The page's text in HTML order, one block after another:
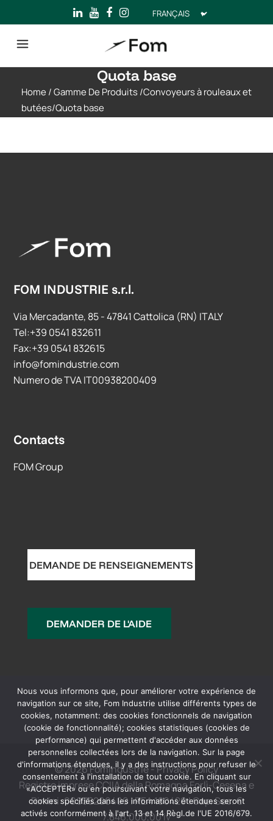
Choisir
une
langue
Quota base
Home /Gamme De Produits/Convoyeurs à rouleaux et
butées/Quota base
FOM INDUSTRIE s.r.l.
Via Mercadante, 85 - 47841 Cattolica (RN) ITALY
Tel:+39 0541 832611
Fax:+39 0541 832615
info@fomindustrie.com
Numero de TVA IT00938200409
Contacts
FOM Group
DEMANDE DE RENSEIGNEMENTS
DEMANDER DE L'AIDE
© 2026 FomIndustrie -Privacy Policy
Registro imprese CCIIA della Romagna Forlì-Cesena e
Rimini: 00938200409 | REA 180420 | Cap. Soc. €
7.846.000,00 iv
Nous vous informons que, pour améliorer votre expérience de
navigation sur ce site, Fom Industrie utilise différents types de
cookies, notamment: des cookies fonctionnels de navigation
(cookie de fonctionnalité); cookies statistiques (cookies de
performance) qui permettent d'accéder aux données
personnelles collectées lors de la navigation. Sur la page
d'informations étendues, il y a des instructions pour refuser le
consentement à l'installation de tout cookie. En cliquant sur
«ACCEPTER» ou en poursuivant votre navigation, tous les
cookies spécifiés dans les informations étendues seront
activés conformément à l'art. 13 et 14 Règl.de l'UE 2016/679.